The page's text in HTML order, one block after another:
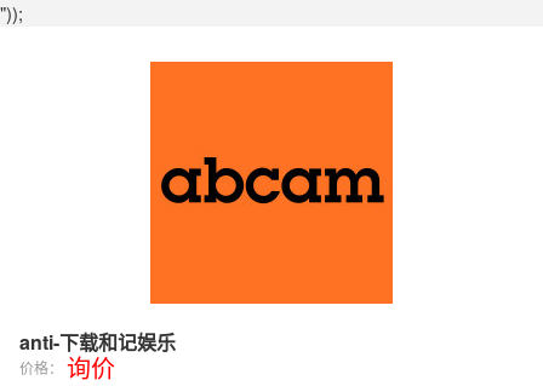
"));
anti-下载和记娱乐
价格： 询价